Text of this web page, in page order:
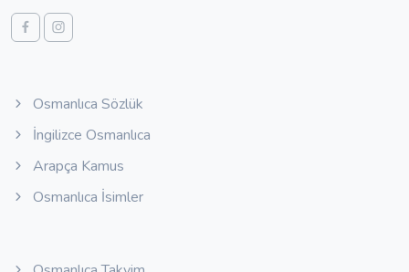
Osmanlıca Sözlük
İngilizce Osmanlıca
Arapça Kamus
Osmanlıca İsimler